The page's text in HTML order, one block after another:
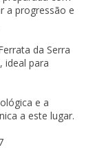
a progressão e
da Serra
ideal para
e a
a este lugar.